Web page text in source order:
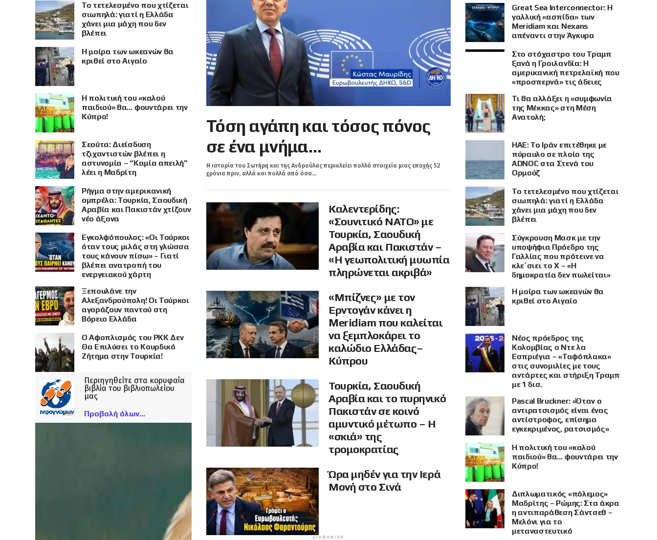
Τόση αγάπη και τόσος πόνος
σε ένα μνήμα…
Η ιστορία του Σωτήρη και της Ανδρούλας περικλείει πολλά στοιχεία μιας εποχής 52
χρόνια πριν, αλλά και πολλά από όσα...
Καλεντερίδης:
«Σουνιτικό ΝΑΤΟ» με
Τουρκία, Σαουδική
Αραβία και Πακιστάν –
«Η γεωπολιτική μυωπία
πληρώνεται ακριβά»
«Μπίζνες» με τον
Ερντογάν κάνει η
Meridiam που καλείται
να ξεμπλοκάρει το
καλώδιο Ελλάδας–
Κύπρου
Τουρκία, Σαουδική
Αραβία και το πυρηνικό
Πακιστάν σε κοινό
αμυντικό μέτωπο – Η
«σκιά» της
τρομοκρατίας
Ώρα μηδέν για την Ιερά
Μονή στο Σινά
ΔΙΑΦΉΜΙΣΗ
Το τετελεσμένο που χτίζεται
σιωπηλά: γιατί η Ελλάδα
χάνει μια μάχη που δεν
βλέπει
Η μοίρα των ωκεανών θα
κριθεί στο Αιγαίο
Η πολιτική του «καλού
παιδιού» θα… φουντάρει την
Κύπρο!
Σεούτα: Διείσδυση
τζιχαντιστών βλέπει η
αστυνομία – “Καμία απειλή”
λέει η Μαδρίτη
Ρήγμα στην αμερικανική
ομπρέλα: Τουρκία, Σαουδική
Αραβία και Πακιστάν χτίζουν
νέο άξονα
Εγκολφόπουλος: «Οι Τούρκοι
όταν τους μιλάς στη γλώσσα
τους κάνουν πίσω» – Γιατί
βλέπει ανατροπή του
ενεργειακού χάρτη
Ξεπουλάνε την
Αλεξανδρούπολη! Οι Τούρκοι
αγοράζουν παντού στη
Βόρειο Ελλάδα
Ο Αφοπλισμός του PKK Δεν
Θα Επιλύσει το Κουρδικό
Ζήτημα στην Τουρκία!
Περιηγηθείτε στα κορυφαία
βιβλία του βιβλιοπωλείου
μας
Προβολή όλων
Great Sea Interconnector: Η
γαλλική «ασπίδα» των
Meridiam και Nexans
απέναντι στην Άγκυρα
Στο στόχαστρο του Τραμπ
ξανά η Γροιλανδία: Η
αμερικανική πετρελαϊκή που
«προσπερνά» τις άδειες
Τι θα αλλάξει η «συμφωνία
της Μέκκας» στη Μέση
Ανατολή;
ΗΑΕ: Το Ιράν επιτέθηκε με
πύραυλο σε πλοίο της
ADNOC στα Στενά του
Ορμούζ
Το τετελεσμένο που χτίζεται
σιωπηλά: γιατί η Ελλάδα
χάνει μια μάχη που δεν
βλέπει
Σύγκρουση Μασκ με την
υποψήφια Πρόεδρο της
Γαλλίας που πρότεινε να
κλε΄σιει το X – «Η
δημοκρατία δεν πωλείται»
Η μοίρα των ωκεανών θα
κριθεί στο Αιγαίο
Νέος πρόεδρος της
Κολομβίας ο Ντε λα
Εσπριέγια – «Ταφόπλακα»
στις συνομιλίες με τους
αντάρτες και στήριξη Τραμπ
με 1 δισ.
Pascal Bruckner: «Όταν ο
αντιρατσισμός είναι ένας
αντίστροφος, επίσημα
εγκεκριμένος, ρατσισμός»
Η πολιτική του «καλού
παιδιού» θα… φουντάρει την
Κύπρο!
Διπλωματικός «πόλεμος»
Μαδρίτης – Ρώμης: Στα άκρα
η αντιπαράθεση Σάντσεθ –
Μελόνι για το
μεταναστευτικό